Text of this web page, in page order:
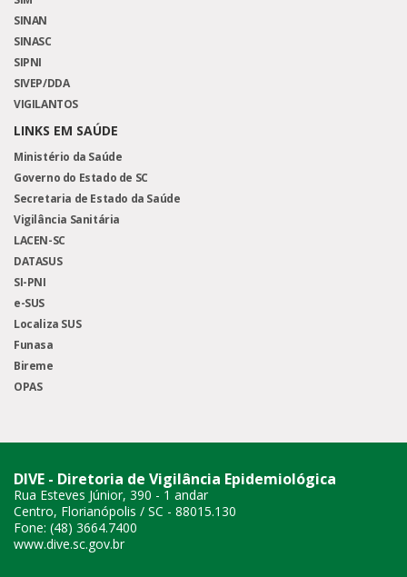
SINAN
SINASC
SIPNI
SIVEP/DDA
VIGILANTOS
LINKS EM SAÚDE
Ministério da Saúde
Governo do Estado de SC
Secretaria de Estado da Saúde
Vigilância Sanitária
LACEN-SC
DATASUS
SI-PNI
e-SUS
Localiza SUS
Funasa
Bireme
OPAS
DIVE - Diretoria de Vigilância Epidemiológica
Rua Esteves Júnior, 390 - 1 andar
Centro, Florianópolis / SC - 88015.130
Fone: (48) 3664.7400
www.dive.sc.gov.br